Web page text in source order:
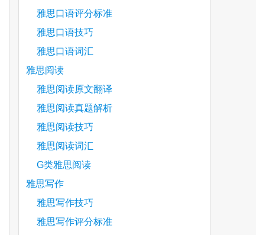
雅思口语评分标准
雅思口语技巧
雅思口语词汇
雅思阅读
雅思阅读原文翻译
雅思阅读真题解析
雅思阅读技巧
雅思阅读词汇
G类雅思阅读
雅思写作
雅思写作技巧
雅思写作评分标准